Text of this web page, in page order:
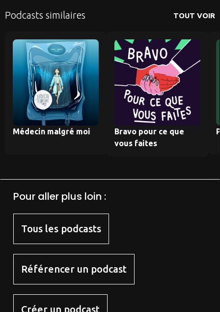
Podcasts similaires TOUT VOIR
Médecin malgré moi
Bravo pour ce que
vous faites
Pour aller plus loin :
Tous les podcasts
Référencer un podcast
Créer un podcast